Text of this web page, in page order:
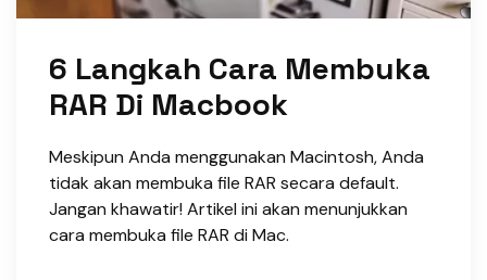
6 Langkah Cara Membuka
RAR Di Macbook
Meskipun Anda menggunakan Macintosh, Anda
tidak akan membuka file RAR secara default.
Jangan khawatir! Artikel ini akan menunjukkan
cara membuka file RAR di Mac.